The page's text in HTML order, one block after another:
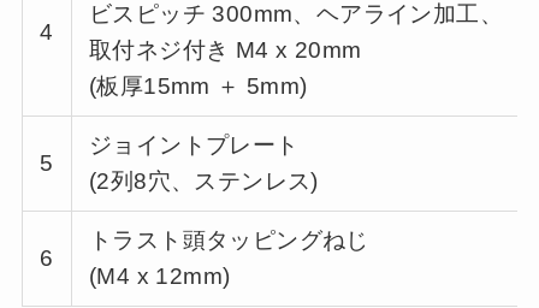
4
ビスピッチ 300mm、ヘアライン加工、
取付ネジ付き M4 x 20mm
(板厚15mm ＋ 5mm)
5
ジョイントプレート
(2列8穴、ステンレス)
6
トラスト頭タッピングねじ
(M4 x 12mm)